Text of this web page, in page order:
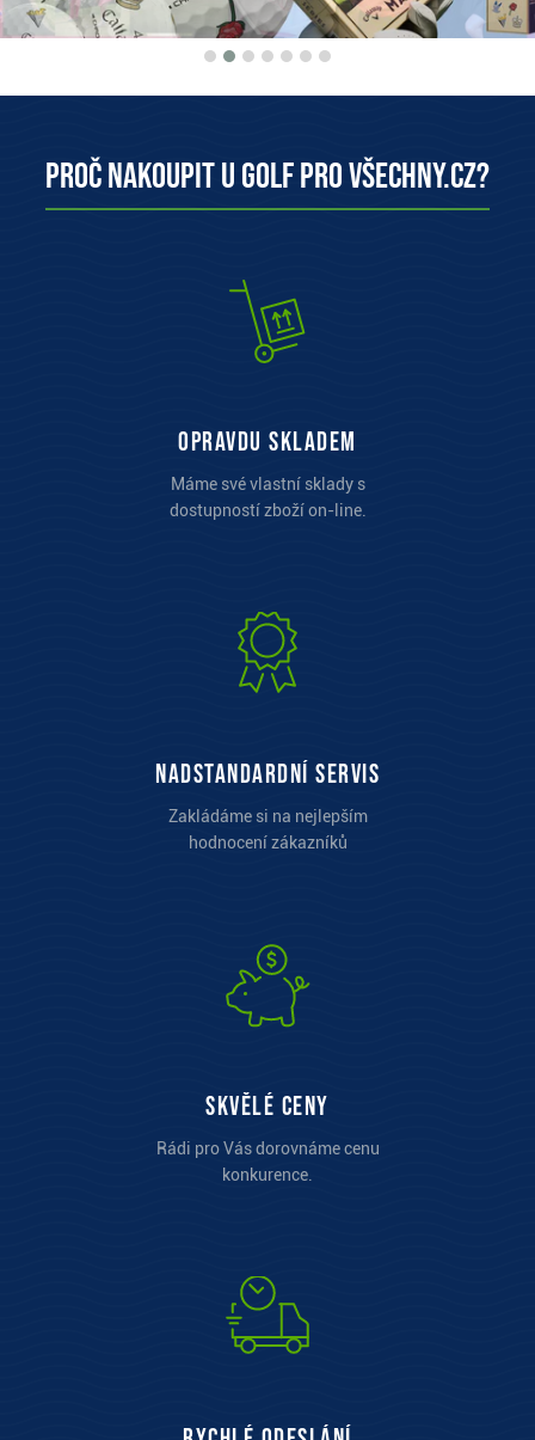
Proč nakoupit u Golf pro všechny.cz?
opravdu skladem
Máme své vlastní sklady s
dostupností zboží on-line.
Nadstandardní servis
Zakládáme si na nejlepším
hodnocení zákazníků
Skvělé ceny
Rádi pro Vás dorovnáme cenu
konkurence.